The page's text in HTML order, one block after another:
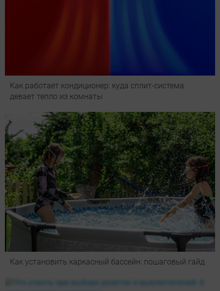
Как работает кондиционер: куда сплит-система
девает тепло из комнаты
Как установить каркасный бассейн: пошаговый гайд